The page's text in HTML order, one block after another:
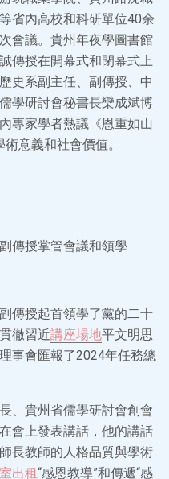
省內高校和科研單位40余
會議。貴州年夜學圖書館
傳授在開幕式和閉幕式上
史系副主任、副傳授、中
學研討會秘書長欒成斌博
專家學者熱議《恩重如山
意義和社會價值。
傳授掌管會議和領學
傳授起首領學了黨的二十
徹習近講座場地平文明思
事會匯報了2024年任務總
、貴州省儒學研討會創會
會上發表講話，他的講話
長教師的人格品質與學術
出租“感恩教導”和傳遞“感